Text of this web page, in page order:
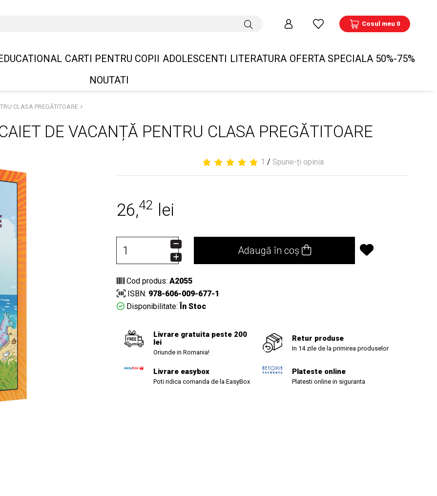
Cosul meu 0
CARTI PENTRU COPII ADOLESCENTI LITERATURA OFERTA SPECIALA 50%-75%
NOUTATI
CLASA PREGĂTITOARE
DE VACANȚĂ PENTRU CLASA PREGĂTITOARE
1 / Spune-ți opinia
26,42 lei
Adaugă în coș
Cod produs: A2055
ISBN: 978-606-009-677-1
Disponibilitate: În Stoc
Livrare gratuita peste 200
lei
Oriunde in Romania!
Retur produse
In 14 zile de la primirea produselor
Livrare easybox
Poti ridica comanda de la EasyBox
Plateste online
Platesti online in siguranta